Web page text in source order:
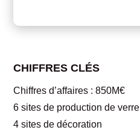
CHIFFRES CLÉS
Chiffres d’affaires : 850M€
6 sites de production de verre
4 sites de décoration